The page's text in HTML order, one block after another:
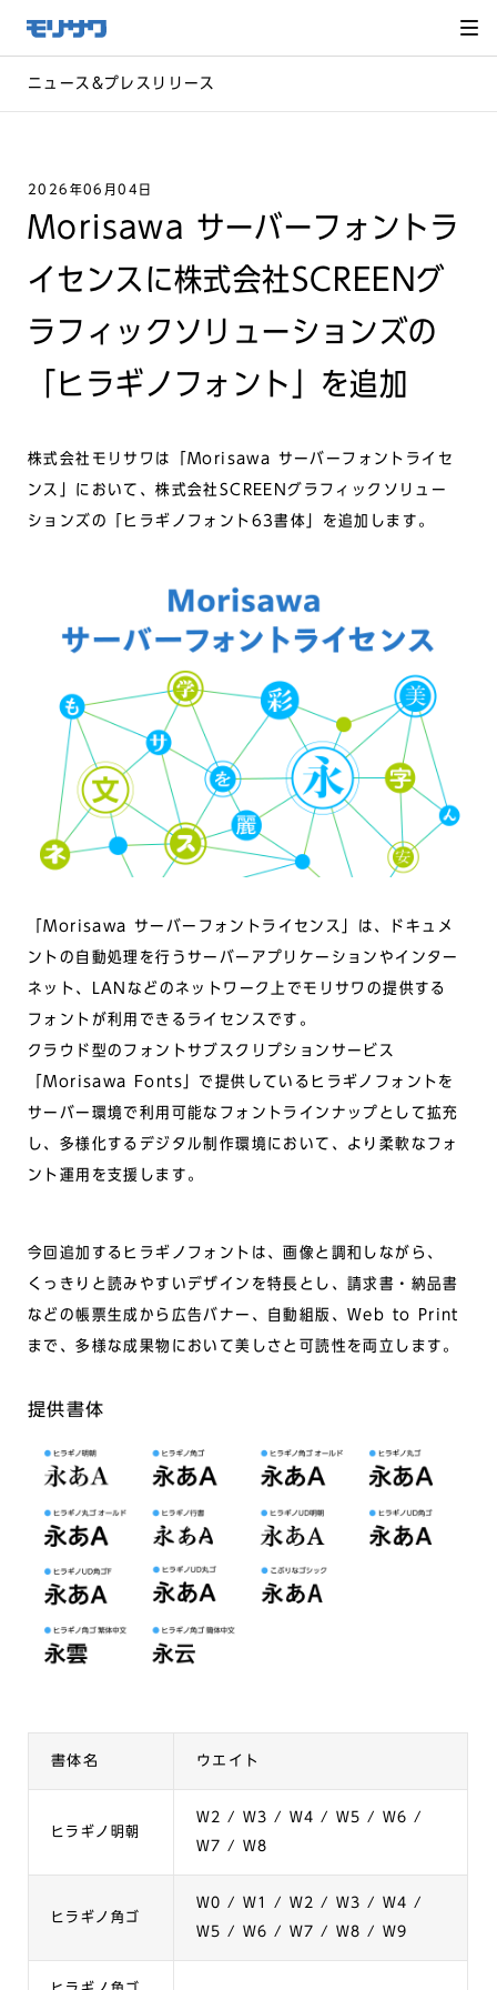
メ
ニュー
飛ばし
へ移動
ニュース&プレスリリース
2026年06月04日
Morisawa サーバーフォントラ
イセンスに株式会社SCREENグ
ラフィックソリューションズの
「ヒラギノフォント」を追加
株式会社モリサワは「Morisawa サーバーフォントライセ
ンス」において、株式会社SCREENグラフィックソリュー
ションズの「ヒラギノフォント63書体」を追加します。
「Morisawa サーバーフォントライセンス」は、ドキュメ
ントの自動処理を行うサーバーアプリケーションやインター
ネット、LANなどのネットワーク上でモリサワの提供する
フォントが利用できるライセンスです。
クラウド型のフォントサブスクリプションサービス
「Morisawa Fonts」で提供しているヒラギノフォントを
サーバー環境で利用可能なフォントラインナップとして拡充
し、多様化するデジタル制作環境において、より柔軟なフォ
ント運用を支援します。
今回追加するヒラギノフォントは、画像と調和しながら、
くっきりと読みやすいデザインを特長とし、請求書・納品書
などの帳票生成から広告バナー、自動組版、Web to Print
まで、多様な成果物において美しさと可読性を両立します。
提供書体
書体名 ウエイト
ヒラギノ明朝
W2 / W3 / W4 / W5 / W6 /
W7 / W8
ヒラギノ角ゴ
W0 / W1 / W2 / W3 / W4 /
W5 / W6 / W7 / W8 / W9